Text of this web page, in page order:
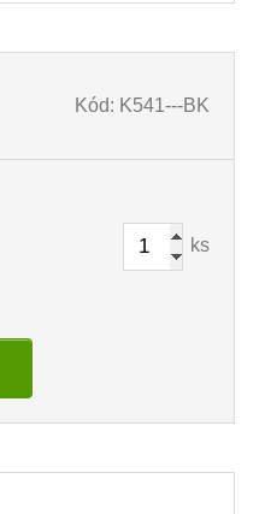
Kód: K541---BK
ks